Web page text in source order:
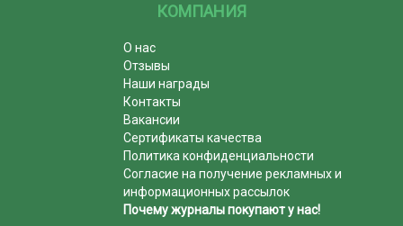
КОМПАНИЯ
О нас
Отзывы
Наши награды
Контакты
Вакансии
Сертификаты качества
Политика конфиденциальности
Согласие на получение рекламных и
информационных рассылок
Почему журналы покупают у нас!